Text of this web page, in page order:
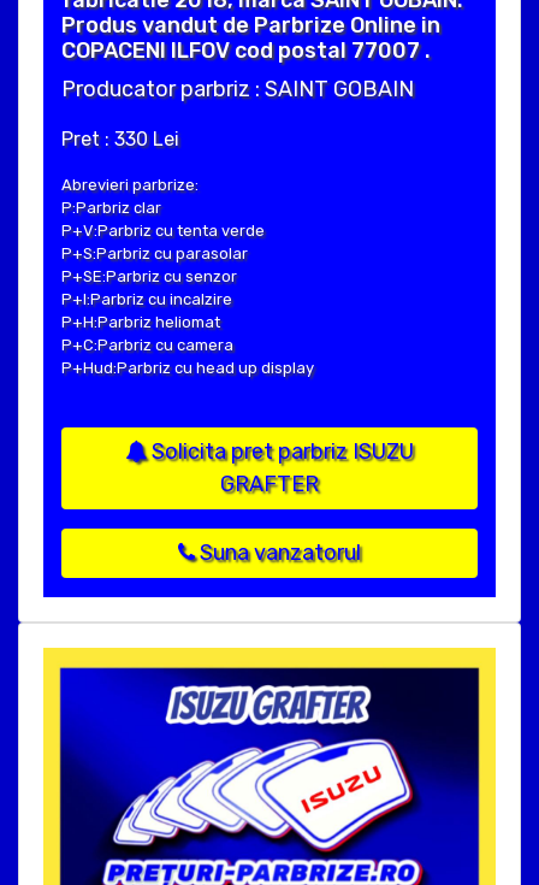
Produs vandut de Parbrize Online in
COPACENI ILFOV cod postal 77007 .
Producator parbriz : SAINT GOBAIN
Pret : 330 Lei
Abrevieri parbrize:
P:Parbriz clar
P+V:Parbriz cu tenta verde
P+S:Parbriz cu parasolar
P+SE:Parbriz cu senzor
P+I:Parbriz cu incalzire
P+H:Parbriz heliomat
P+C:Parbriz cu camera
P+Hud:Parbriz cu head up display
Solicita pret parbriz ISUZU
GRAFTER
Suna vanzatorul